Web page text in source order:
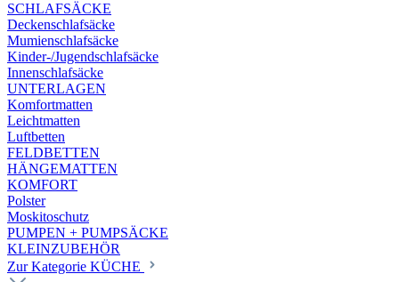
SCHLAFSÄCKE
Deckenschlafsäcke
Mumienschlafsäcke
Kinder-/Jugendschlafsäcke
Innenschlafsäcke
UNTERLAGEN
Komfortmatten
Leichtmatten
Luftbetten
FELDBETTEN
HÄNGEMATTEN
KOMFORT
Polster
Moskitoschutz
PUMPEN + PUMPSÄCKE
KLEINZUBEHÖR
Zur Kategorie KÜCHE